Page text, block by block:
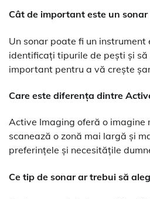
Cât de important este un
Un sonar poate fi un
identificați tipurile de pești și
important pentru a vă crește
Care este diferența dintre
Active Imaging oferă o imagine
scanează o zonă mai largă și
preferințele și necesitățile
Ce tip de sonar ar trebui să